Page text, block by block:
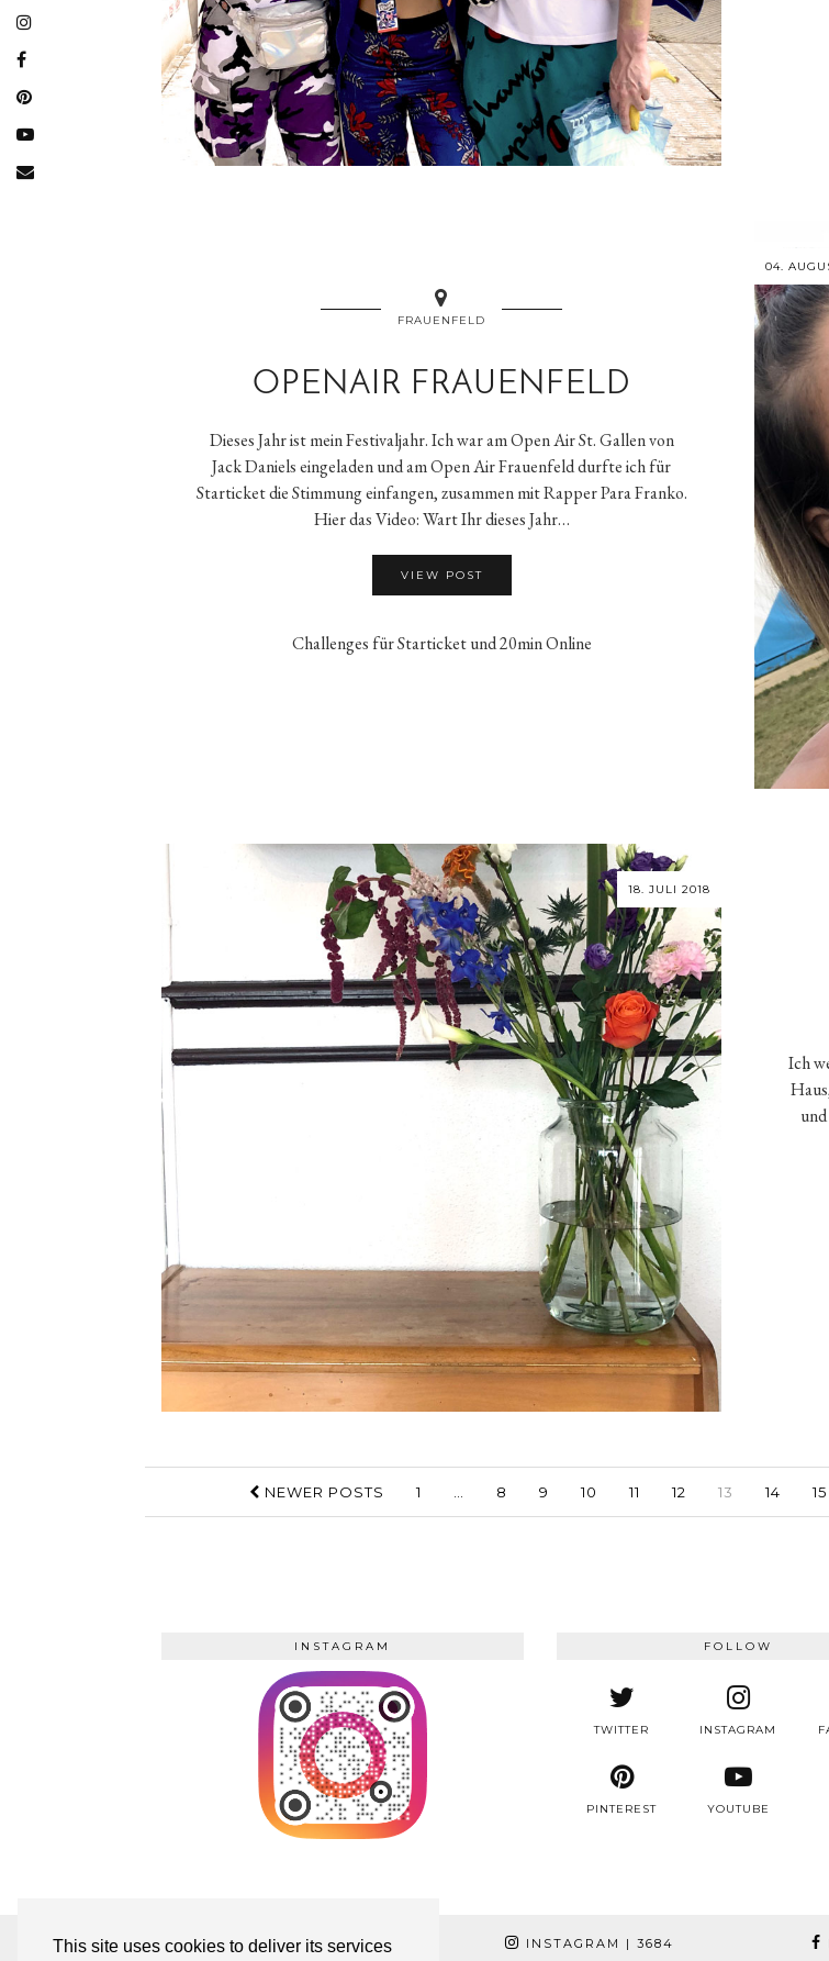
This site uses cookies to deliver its services
04.
FRAUENFELD
OPENAIR FRAUENFELD
Dieses Jahr ist mein Festivaljahr. Ich war am Open Air St. Gallen von
Jack Daniels eingeladen und am Open Air Frauenfeld durfte ich für
Starticket die Stimmung einfangen, zusammen mit Rapper Para Franko.
Hier das Video: Wart Ihr dieses Jahr…
VIEW POST
Challenges für Starticket und 20min Online
18. JULI 2018
Ich
NEWER POSTS 1 8 9 10 11 12 13 14 15
INSTAGRAM FOLLOW
TWITTER INSTAGRAM
PINTEREST YOUTUBE
TWITTER | 60 INSTAGRAM | 3684